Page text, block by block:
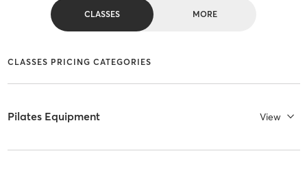
CLASSES MORE
CLASSES PRICING CATEGORIES
Pilates Equipment View